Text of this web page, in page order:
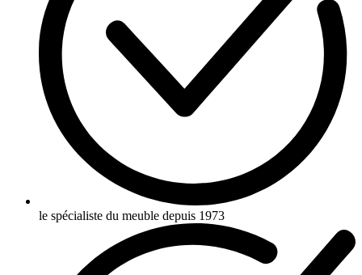
le spécialiste du meuble depuis 1973